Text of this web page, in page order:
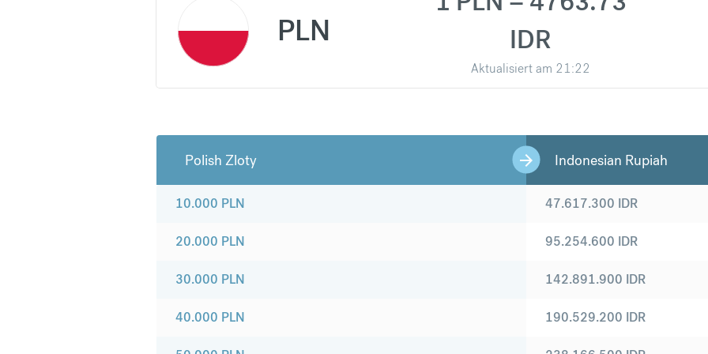
PLN
IDR
Aktualisiert am 21:22
Polish Zloty Indonesian Rupiah
10.000 PLN
20.000 PLN
30.000 PLN
40.000 PLN
47.617.300 IDR
95.254.600 IDR
142.891.900 IDR
190.529.200 IDR